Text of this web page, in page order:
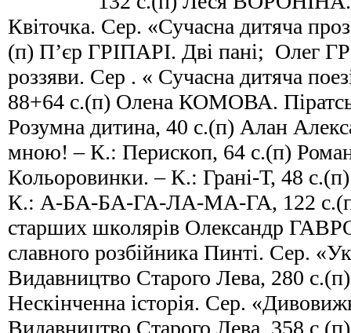
Квіточка. Сер. «Сучасна дитяча
(п) П’єр ГРІПАРІ. Дві пані; Олег
роззяви. Сер . « Сучасна дитяча
88+64 с.(п) Олена КОМОВА.
Розумна дитина, 40 с.(п) Алан
мною! – К.: Перископ, 64 с.(п)
Кольоровинки. – К.: Грані-Т, 48
К.: А-БА-БА-ГА-ЛА-МА-ГА, 122 с.(п)
старших школярів Олександр
славного розбійника Пинті. Сер.
Видавництво Старого Лева, 280
Нескінченна історія. Сер.
Видавництво Старого Лева, 358